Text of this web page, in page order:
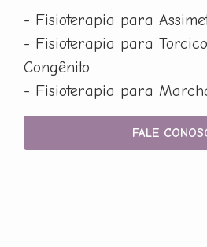
- Fisioterapia para
- Fisioterapia para
Congênito
- Fisioterapia para
FALE